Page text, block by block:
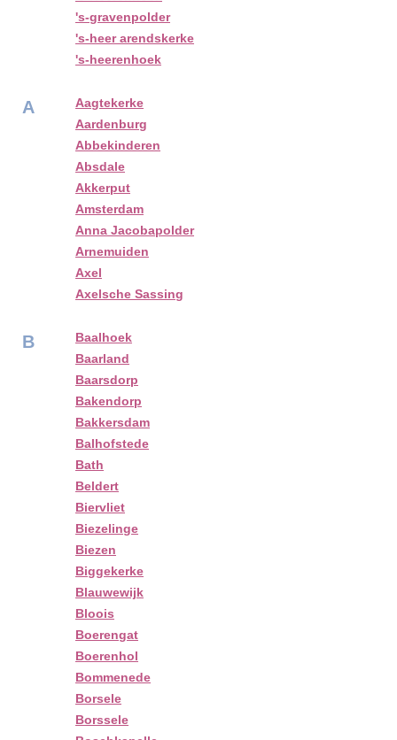
's-gravenpolder
's-heer arendskerke
's-heerenhoek
A
Aagtekerke
Aardenburg
Abbekinderen
Absdale
Akkerput
Amsterdam
Anna Jacobapolder
Arnemuiden
Axel
Axelsche Sassing
B
Baalhoek
Baarland
Baarsdorp
Bakendorp
Bakkersdam
Balhofstede
Bath
Beldert
Biervliet
Biezelinge
Biezen
Biggekerke
Blauwewijk
Bloois
Boerengat
Boerenhol
Bommenede
Borsele
Borssele